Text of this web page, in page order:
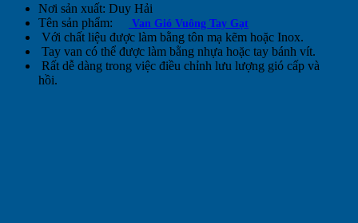
Nơi sản xuất: Duy Hải
Tên sản phẩm:
Van Gió Vuông Tay Gạt
Với chất liệu được làm bằng tôn mạ kẽm hoặc Inox.
Tay van có thể được làm bằng nhựa hoặc tay bánh vít.
Rất dễ dàng trong việc điều chỉnh lưu lượng gió cấp và
hồi.